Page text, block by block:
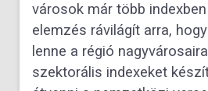
városok már több
elemzés rávilágít arra,
lenne a régió
szektorális indexeket